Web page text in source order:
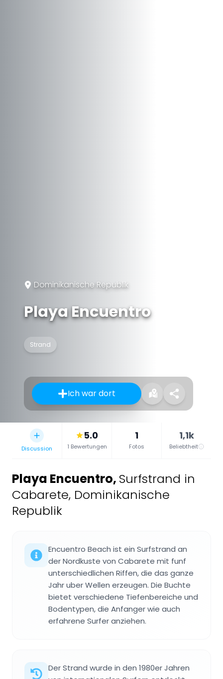
Dominikanische Republik
Playa Encuentro
Strand
Ich war dort
Discussion
5.0
1 Bewertungen
1
Fotos
1,1k
Beliebtheit
Playa Encuentro, Surfstrand in
Cabarete, Dominikanische
Republik
Encuentro Beach ist ein Surfstrand an
der Nordkuste von Cabarete mit funf
unterschiedlichen Riffen, die das ganze
Jahr uber Wellen erzeugen. Die Buchte
bietet verschiedene Tiefenbereiche und
Bodentypen, die Anfanger wie auch
erfahrene Surfer anziehen.
Der Strand wurde in den 1980er Jahren